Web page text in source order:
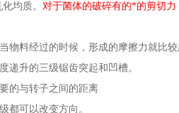
均质。 对于菌体的破碎有的*的剪切力
物料经过的时候，形成的摩擦力就比
升的三级锯齿突起和凹槽。
的与转子之间的距离
都可以改变方向。